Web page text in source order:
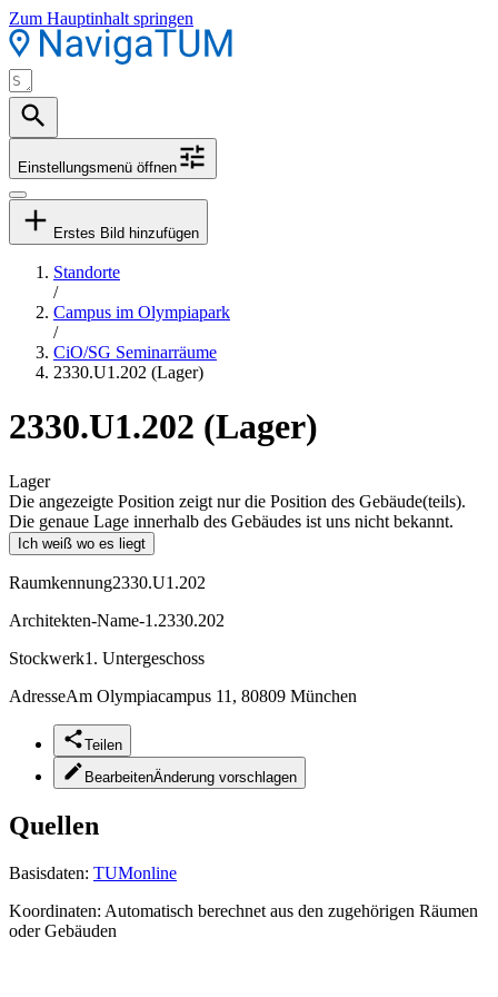
Zum Hauptinhalt springen
Einstellungsmenü öffnen
Erstes Bild hinzufügen
Standorte
/
Campus im Olympiapark
/
CiO/SG Seminarräume
2330.U1.202 (Lager)
2330.U1.202 (Lager)
Lager
Die angezeigte Position zeigt nur die Position des Gebäude(teils).
Die genaue Lage innerhalb des Gebäudes ist uns nicht bekannt.
Ich weiß wo es liegt
Raumkennung2330.U1.202
Architekten-Name-1.2330.202
Stockwerk1. Untergeschoss
AdresseAm Olympiacampus 11, 80809 München
Teilen
BearbeitenÄnderung vorschlagen
Quellen
Basisdaten: TUMonline
Koordinaten: Automatisch berechnet aus den zugehörigen Räumen
oder Gebäuden